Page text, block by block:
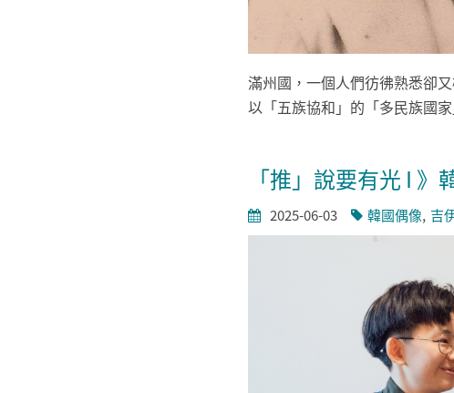
滿州國，一個人們彷彿熟悉卻
以「五族協和」的「多民族國
「推」說要有光 I
2025-06-03 韓國偶像 吉